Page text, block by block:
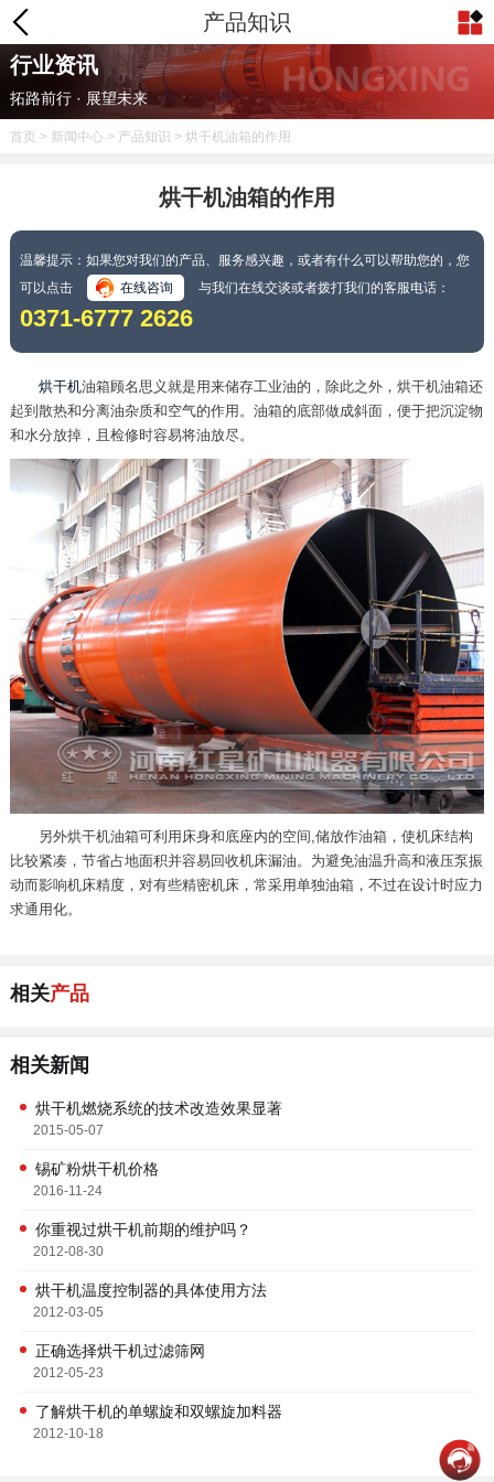
产品知识
行业资讯
拓路前行 · 展望未来
首页 > 新闻中心> 产品知识 > 烘干机油箱的作用
烘干机油箱的作用
温馨提示：如果您对我们的产品、服务感兴趣，或者有什么可以帮助您的，您
可以点击
在线咨询 与我们在线交谈或者拨打我们的客服电话：
0371-6777 2626
烘干机油箱顾名思义就是用来储存工业油的，除此之外，烘干机油箱还
起到散热和分离油杂质和空气的作用。油箱的底部做成斜面，便于把沉淀物
和水分放掉，且检修时容易将油放尽。
另外烘干机油箱可利用床身和底座内的空间,储放作油箱，使机床结构
比较紧凑，节省占地面积并容易回收机床漏油。为避免油温升高和液压泵振
动而影响机床精度，对有些精密机床，常采用单独油箱，不过在设计时应力
求通用化。
相关产品
相关新闻
烘干机燃烧系统的技术改造效果显著
2015-05-07
锡矿粉烘干机价格
2016-11-24
你重视过烘干机前期的维护吗？
2012-08-30
烘干机温度控制器的具体使用方法
2012-03-05
正确选择烘干机过滤筛网
2012-05-23
了解烘干机的单螺旋和双螺旋加料器
2012-10-18